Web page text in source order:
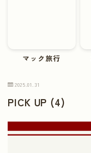
マック旅行
2025.01.31
PICK UP (4)